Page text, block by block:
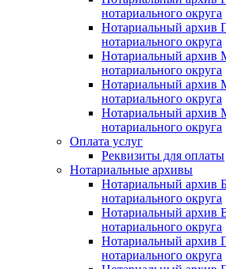
нотариального округа
Нотариальный архив
нотариального округа
Нотариальный архив
нотариального округа
Нотариальный архив
нотариального округа
Нотариальный архив
нотариального округа
Оплата услуг
Реквизиты для оплаты
Нотариальные архивы
Нотариальный архив
нотариального округа
Нотариальный архив
нотариального округа
Нотариальный архив
нотариального округа